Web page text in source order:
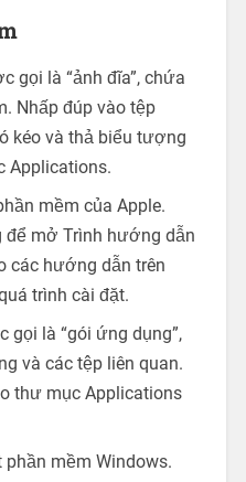
gọi là “ảnh đĩa”, chứa
Nhấp đúp vào tệp
kéo và thả biểu tượng
Applications.
mềm của Apple.
để mở Trình hướng dẫn
các hướng dẫn trên
trình cài đặt.
gọi là “gói ứng dụng”,
và các tệp liên quan.
thư mục Applications
phần mềm Windows.